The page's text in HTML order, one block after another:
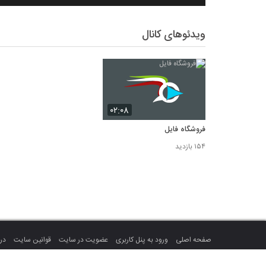
ویدئوهای کانال
۰۲:۰۸
فروشگاه فایل
۱۵۴ بازدید
صفحه اصلی ورود به پنل کاربری عضویت در سایت قوانین سایت